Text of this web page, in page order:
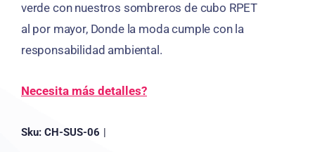
verde con nuestros sombreros de cubo RPET
al por mayor, Donde la moda cumple con la
responsabilidad ambiental.
Necesita más detalles?
Sku: CH-SUS-06 |